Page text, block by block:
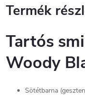
Termék
Tartós
Woody
Sötétbarna